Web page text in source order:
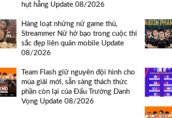
hụt hẫng Update 08/2026
Hàng loạt những nữ game thủ,
Streammer Nữ hở bạo trong cuộc thi
sắc đẹp liên quân mobile Update
08/2026
Team Flash giữ nguyên đội hình cho
mùa giải mới, sẵn sàng thách thức
phần còn lại của Đấu Trường Danh
Vọng Update 08/2026